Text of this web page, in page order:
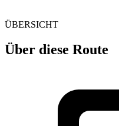
ÜBERSICHT
Über diese Route